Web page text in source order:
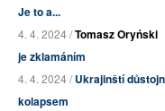
Je to a...
4. 4. 2024 /Tomasz Oryński
je zklamáním
4. 4. 2024 /Ukrajinští
kolapsem